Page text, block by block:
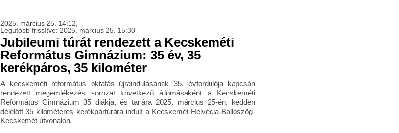
2025. március 25. 14:12,
Legutóbb frissítve: 2025. március 25. 15:30
Jubileumi túrát rendezett a Kecskeméti
Református Gimnázium: 35 év, 35
kerékpáros, 35 kilométer
A kecskeméti református oktatás újraindulásának 35. évfordulója kapcsán
rendezett megemlékezés sorozat következő állomásaként a Kecskeméti
Református Gimnázium 35 diákja, és tanára 2025. március 25-én, kedden
délelőtt 35 kilométeres kerékpártúrára indult a Kecskemét-Helvécia-Ballószög-
Kecskemét útvonalon.